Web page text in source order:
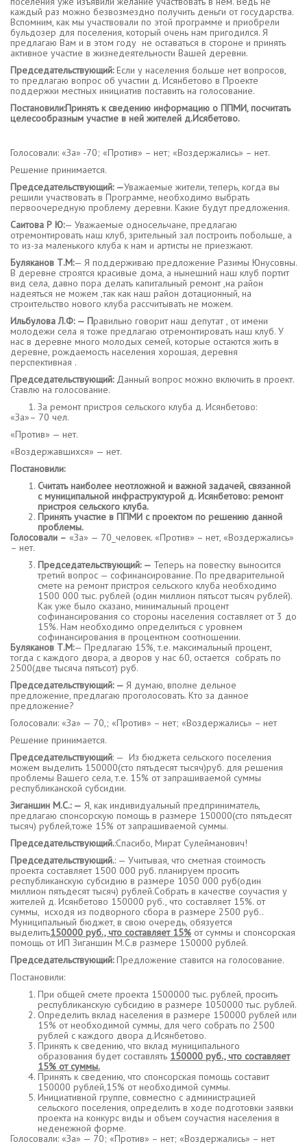
каждый раз можно безвозмездно получить деньги от государства.
Вспомним, как мы участвовали по этой программе и приобрели
бульдозер для поселения, который очень нам пригодился. Я
предлагаю Вам и в этом году не оставаться в стороне и принять
активное участие в жизнедеятельности Вашей деревни.
Председательствующий:Если у населения больше нет вопросов,
то предлагаю вопрос об участии д. Исянбетово в Проекте
поддержки местных инициатив поставить на голосование.
Постановили:Принять к сведению информацию о ППМИ, посчитать
целесообразным участие в ней жителей д.Исябетово.
Голосовали: «За» -70; «Против» – нет; «Воздержались» – нет.
Решение принимается.
Председательствующий: —Уважаемые жители, теперь, когда вы
решили участвовать в Программе, необходимо выбрать
первоочередную проблему деревни. Какие будут предложения.
Саитова Р Ю:— Уважаемые односельчане, предлагаю
отремонтировать наш клуб, зрительный зал построить побольше, а
то из-за маленького клуба к нам и артисты не приезжают.
Буляканов Т.М:— Я поддерживаю предложение Разимы Юнусовны.
В деревне строятся красивые дома, а нынешний наш клуб портит
вид села, давно пора делать капитальный ремонт ,на район
надеяться не можем ,так как наш район дотационный, на
строительство нового клуба рассчитывать не можем.
Ильбулова Л.Ф: — Правильно говорит наш депутат , от имени
молодежи села я тоже предлагаю отремонтировать наш клуб. У
нас в деревне много молодых семей, которые остаются жить в
деревне, рождаемость населения хорошая, деревня
перспективная .
Председательствующий: Данный вопрос можно включить в проект.
Ставлю на голосование.
За ремонт пристроя сельского клуба д. Исянбетово:
«За»– 70 чел.
«Против» — нет.
«Воздержавшихся» — нет.
Постановили:
Считать наиболее неотложной и важной задачей, связанной
с муниципальной инфраструктурой д. Исянбетово: ремонт
пристроя сельского клуба.
Принять участие в ППМИ с проектом по решению данной
проблемы.
Голосовали – «За» — 70_человек. «Против» – нет, «Воздержались»
– нет.
Председательствующий: — Теперь на повестку выносится
третий вопрос — софинансирование. По предварительной
смете на ремонт пристроя сельского клуба необходимо
1500 000 тыс. рублей (один миллион пятьсот тысяч рублей).
Как уже было сказано, минимальный процент
софинансирования со стороны населения составляет от 3 до
15%. Нам необходимо определиться с уровнем
софинансирования в процентном соотношении.
Буляканов Т.М:— Предлагаю 15%, т.е. максимальный процент,
тогда с каждого двора, а дворов у нас 60, остается собрать по
2500(две тысяча пятьсот) руб.
Председательствующий: — Я думаю, вполне дельное
предложение, предлагаю проголосовать. Кто за данное
предложение?
Голосовали: «За» — 70,; «Против» – нет; «Воздержались» – нет
Решение принимается.
Председательствующий: — Из бюджета сельского поселения
можем выделить 150000(сто пятьдесят тысяч)руб. для решения
проблемы Вашего села, т.е. 15% от запрашиваемой суммы
республиканской субсидии.
Зиганшин М.С.: — Я, как индивидуальный предприниматель,
предлагаю спонсорскую помощь в размере 150000(сто пятьдесят
тысяч) рублей,тоже 15% от запрашиваемой суммы.
Председательствующий.:Спасибо, Мират Сулейманович!
Председательствующий.: — Учитывая, что сметная стоимость
проекта составляет 1500 000 руб. планируем просить
республиканскую субсидию в размере 1050 000 руб(один
миллион пятьдесят тысяч) рублей.Собрать в качестве соучастия у
жителей д. Исянбетово 150000 руб., что составляет 15%. от
суммы, исходя из подворного сбора в размере 2500 руб..
Муниципальный бюджет, в свою очередь, обязуется
выделить150000 руб., что составляет 15% от суммы и спонсорская
помощь от ИП Зиганшин М.С.в размере 150000 рублей.
Председательствующий:Предложение ставится на голосование.
Постановили:
При общей смете проекта 1500000 тыс. рублей, просить
республиканскую субсидию в размере 1050000 тыс. рублей.
Определить вклад населения в размере 150000 рублей или
15% от необходимой суммы, для чего собрать по 2500
рублей с каждого двора д.Исянбетово.
Принять к сведению, что вклад муниципального
образования будет составлять 150000 руб., что составляет
15% от суммы.
Принять к сведению, что спонсорская помощь составит
150000 рублей,15% от необходимой суммы.
Инициативной группе, совместно с администрацией
сельского поселения, определить в ходе подготовки заявки
проекта на конкурс виды и объем соучастия населения в
неденежной форме.
Голосовали: «За» — 70; «Против» – нет; «Воздержались» – нет